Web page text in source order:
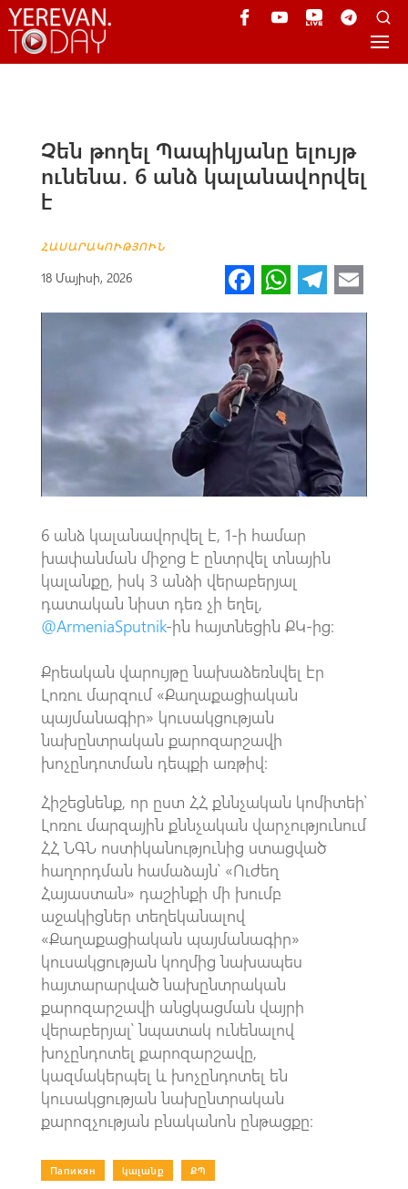
Չեն թողել Պապիկյանը ելույթ
ունենա․ 6 անձ կալանավորվել
է
ՀԱՍԱՐԱԿՈՒԹՅՈՒՆ
18 Մայիսի, 2026 Fa
ce
b
o
o
k
W
h
s
A
p
p
Te
le
a
m
m
6 անձ կալանավորվել է, 1-ի համար
խափանման միջոց է ընտրվել տնային
կալանքը, իսկ 3 անձի վերաբերյալ
դատական նիստ դեռ չի եղել,
@ArmeniaSputnik-ին հայտնեցին ՔԿ-ից։
Քրեական վարույթը նախաձեռնվել էր
Լոռու մարզում «Քաղաքացիական
պայմանագիր» կուսակցության
նախընտրական քարոզարշավի
խոչընդոտման դեպքի առթիվ։
Հիշեցնենք, որ ըստ ՀՀ քննչական կոմիտեի՝
Լոռու մարզային քննչական վարչությունում
ՀՀ ՆԳՆ ոստիկանությունից ստացված
հաղորդման համաձայն՝ «Ուժեղ
Հայաստան» դաշինքի մի խումբ
աջակիցներ տեղեկանալով
«Քաղաքացիական պայմանագիր»
կուսակցության կողմից նախապես
հայտարարված նախընտրական
քարոզարշավի անցկացման վայրի
վերաբերյալ՝ նպատակ ունենալով
խոչընդոտել քարոզարշավը,
կազմակերպել և խոչընդոտել են
կուսակցության նախընտրական
քարոզչության բնականոն ընթացքը։
Папикян կալանք ՔՊ